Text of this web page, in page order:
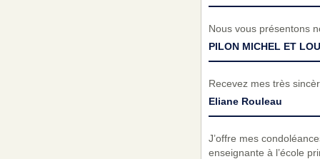
Nous vous présentons
PILON MICHEL ET
Recevez mes très
Eliane Rouleau
J’offre mes
enseignante à l’école